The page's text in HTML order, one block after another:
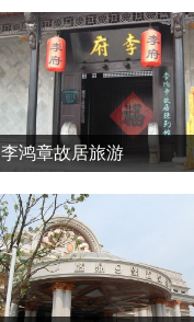
李鸿章故居旅游